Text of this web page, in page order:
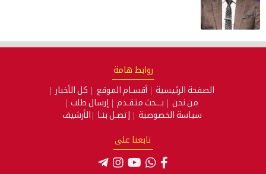
روابط هامة
الصفحة الرئيسية أقسـام الموقع
كل الأخبار
من نحن
بـــحث متقـدم
إرسال طلب
سياسة الخصوصية
إتصـل بنـا الأرشيف
تابعنا على